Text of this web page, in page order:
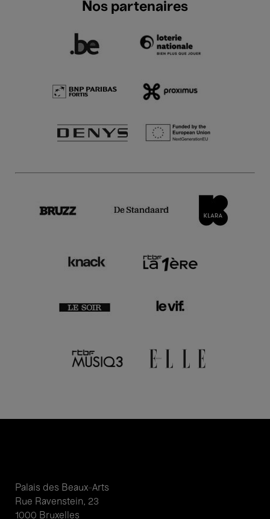
Nos partenaires
Palais des Beaux-Arts
Rue Ravenstein, 23
1000 Bruxelles